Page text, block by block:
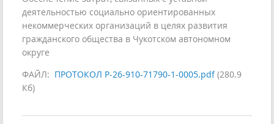
деятельностью социально ориентированных
некоммерческих организаций в целях развития
гражданского общества в Чукотском автономном
округе
ФАЙЛ: ПРОТОКОЛ Р-26-910-71790-1-0005.pdf(280.9
Кб)